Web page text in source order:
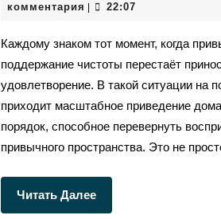
комментария
22:07
Каждому знаком тот момент, когда
поддержание чистоты перестаёт
удовлетворение. В такой ситуации на
приходит масштабное приведение
порядок, способное перевернуть
привычного пространства. Это не
Читать ДалееЧитать
Далее